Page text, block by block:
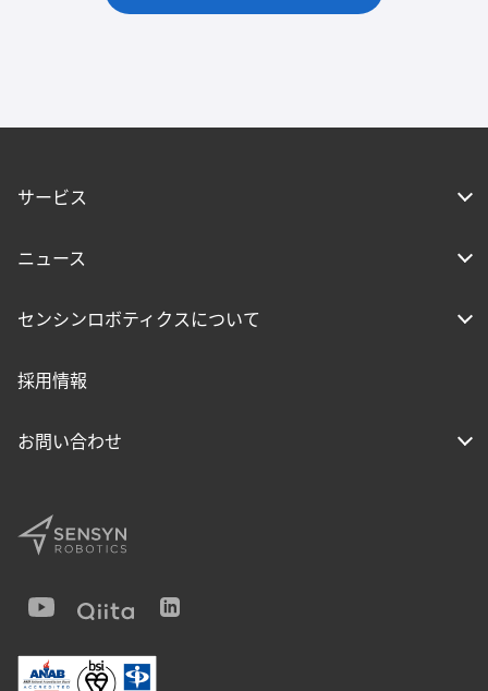
サービス
ニュース
センシンロボティクスについて
採用情報
お問い合わせ